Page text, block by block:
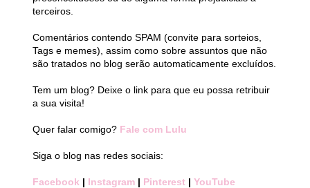
terceiros.
Comentários contendo SPAM (convite para sorteios,
Tags e memes), assim como sobre assuntos que não
são tratados no blog serão automaticamente excluídos.
Tem um blog? Deixe o link para que eu possa retribuir
a sua visita!
Quer falar comigo? Fale com Lulu
Siga o blog nas redes sociais:
Facebook | Instagram | Pinterest | YouTube